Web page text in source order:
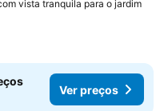
vista tranquila para o jardim
Ver preços